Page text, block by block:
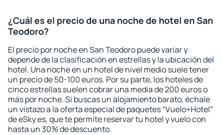
¿Cuál es el precio de una noche de hotel en San
Teodoro?
El precio por noche en San Teodoro puede variar y
depende de la clasificación en estrellas y la ubicación del
hotel. Una noche en un hotel de nivel medio suele tener
un precio de 50-100 euros. Por su parte, los hoteles de
cinco estrellas suelen cobrar una media de 200 euros o
más por noche. Si buscas un alojamiento barato, échale
un vistazo a la oferta especial de paquetes “Vuelo+Hotel“
de eSky.es, que te permite reservar tu hotel y vuelo con
hasta un 30% de descuento.